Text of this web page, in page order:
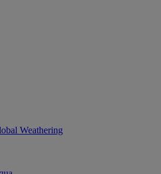
Weathering